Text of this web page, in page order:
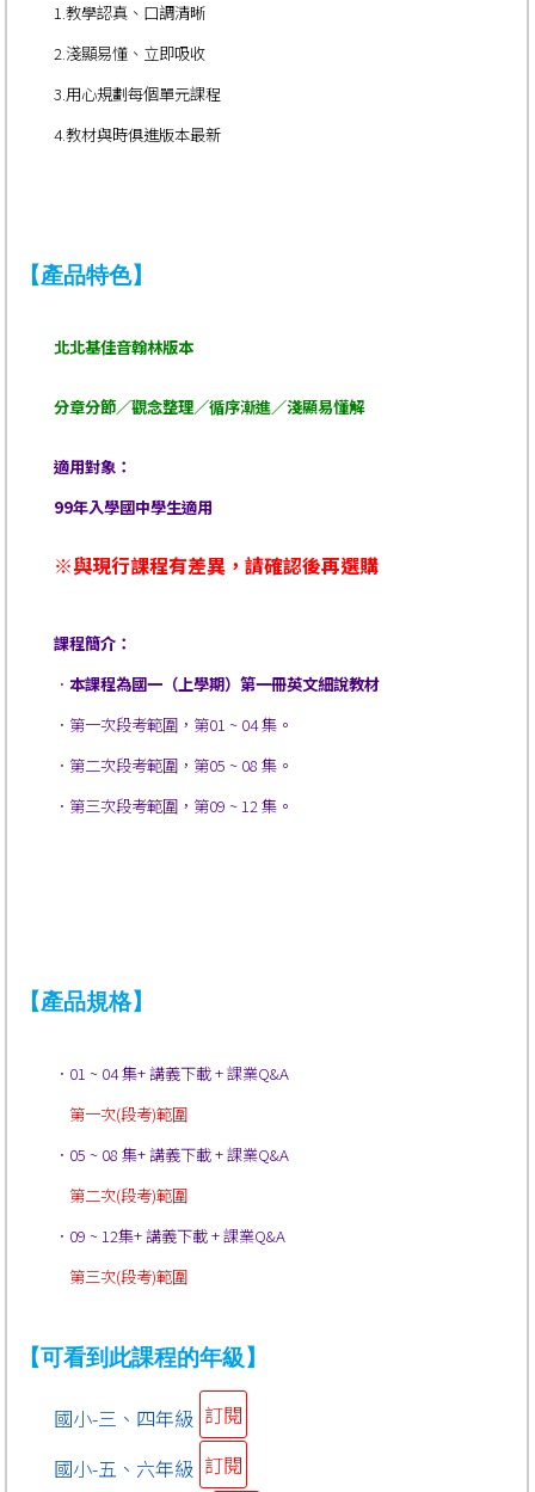
1.教學認真、口調清晰
2.淺顯易懂、立即吸收
3.用心規劃每個單元課程
4.教材與時俱進版本最新
【產品特色】
北北基佳音翰林版本
分章分節／觀念整理／循序漸進／淺顯易懂解
適用對象：
99年入學國中學生適用
※與現行課程有差異，請確認後再選購
課程簡介：
．本課程為國一（上學期）第一冊英文細說教材
． 第一次段考範圍，第01 ~ 04 集。
． 第二次段考範圍，第05 ~ 08 集。
． 第三次段考範圍，第09 ~ 12 集。
【產品規格】
．01 ~ 04 集+ 講義下載 + 課業Q&A
第一次(段考)範圍
．05 ~ 08 集+講義下載+ 課業Q&A
第二次(段考)範圍
．09 ~ 12集+ 講義下載 + 課業Q&A
第三次(段考)範圍
【可看到此課程的年級】
國小-三、四年級 訂閱
國小-五、六年級 訂閱